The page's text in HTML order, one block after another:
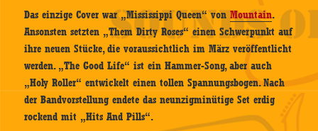
Das einzige Cover war „Mississippi Queen“ vonMountain.
Ansonsten setzten „Them Dirty Roses“ einen Schwerpunkt auf
ihre neuen Stücke, die voraussichtlich im März veröffentlicht
werden. „The Good Life“ ist ein Hammer-Song, aber auch
„Holy Roller“ entwickelt einen tollen Spannungsbogen. Nach
der Bandvorstellung endete das neunzigminütige Set erdig
rockend mit „Hits And Pills“.